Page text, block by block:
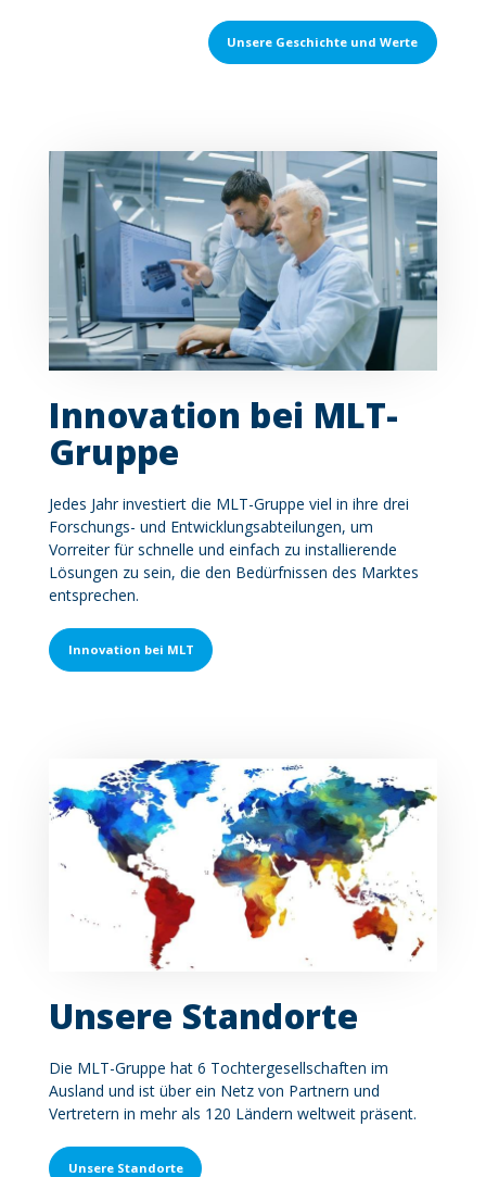
Unsere Geschichte und Werte
Innovation bei MLT-
Gruppe
Contenu
Jedes Jahr investiert die MLT-Gruppe viel in ihre drei
Forschungs- und Entwicklungsabteilungen, um
Vorreiter für schnelle und einfach zu installierende
Lösungen zu sein, die den Bedürfnissen des Marktes
entsprechen.
Innovation bei MLT
Unsere Standorte
Contenu
Die MLT-Gruppe hat 6 Tochtergesellschaften im
Ausland und ist über ein Netz von Partnern und
Vertretern in mehr als 120 Ländern weltweit präsent.
Unsere Standorte